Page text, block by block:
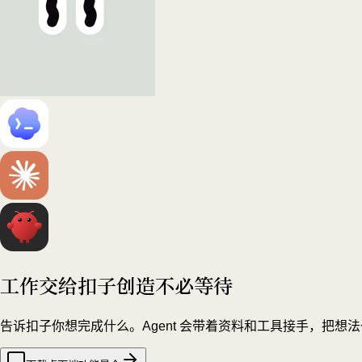
工作交给扣子创造不必等待
告诉扣子你想完成什么。Agent 会带着资料和工具接手，把想法